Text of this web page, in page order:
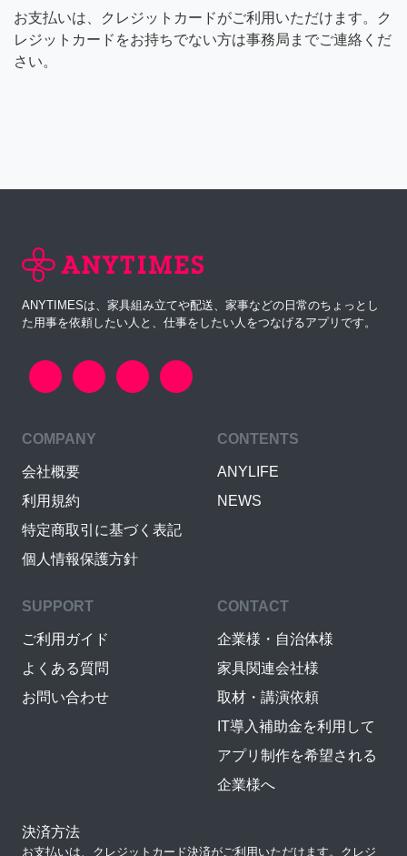
お支払いは、クレジットカードがご利用いただけます。ク
レジットカードをお持ちでない方は事務局までご連絡くだ
さい。
ANYTIMESは、家具組み立てや配送、家事などの日常のちょっとし
た用事を依頼したい人と、仕事をしたい人をつなげるアプリです。
COMPANY
会社概要
利用規約
特定商取引に基づく表記
個人情報保護方針
CONTENTS
ANYLIFE
NEWS
SUPPORT
ご利用ガイド
よくある質問
お問い合わせ
CONTACT
企業様・自治体様
家具関連会社様
取材・講演依頼
IT導入補助金を利用して
アプリ制作を希望される
企業様へ
決済方法
お支払いは、クレジットカード決済がご利用いただけます。クレジ